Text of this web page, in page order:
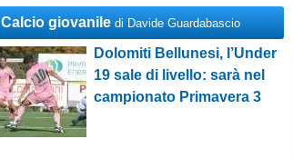
Calcio giovanile di Davide Guardabascio
Dolomiti Bellunesi, l’Under
19 sale di livello: sarà nel
campionato Primavera 3